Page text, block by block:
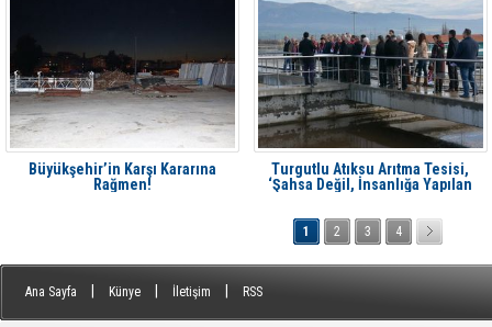
Büyükşehir’in Karşı Kararına
Rağmen!
Turgutlu Atıksu Arıtma Tesisi,
‘Şahsa Değil, İnsanlığa Yapılan
1 2 3 4
Ana Sayfa Künye İletişim RSS